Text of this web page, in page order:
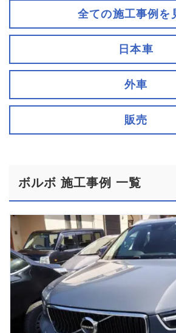
全ての施工事例を
日本車
外車
販売
ボルボ 施工事例 一覧